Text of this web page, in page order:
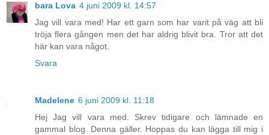
bara Lova 4 juni 2009 kl. 14:57
Jag vill vara med! Har ett garn som har varit på väg att bli
tröja flera gången men det har aldrig blivit bra. Tror att det
här kan vara något.
Svara
Madelene 6 juni 2009 kl. 11:18
Hej Jag vill vara med. Skrev tidigare och lämnade en
gammal blog. Denna gäller. Hoppas du kan lägga till mig i